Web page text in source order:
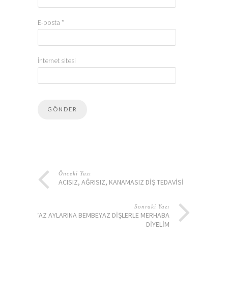
E-posta *
İnternet sitesi
Önceki Yazı
ACISIZ, AĞRISIZ, KANAMASIZ DIŞ TEDAVISI
Sonraki Yazı
YAZ AYLARINA BEMBEYAZ DIŞLERLE MERHABA
DIYELIM